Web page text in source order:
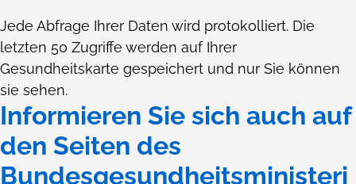
Jede Abfrage Ihrer Daten wird protokolliert. Die
letzten 50 Zugriffe werden auf Ihrer
Gesundheitskarte gespeichert und nur Sie können
sie sehen.
Informieren Sie sich auch auf
den Seiten des
Bundesgesundheitsministeri